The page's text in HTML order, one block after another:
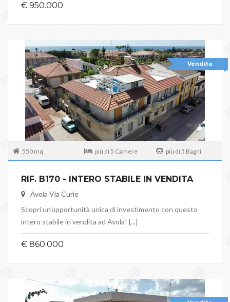
€ 950.000
Vendita
550 mq più di 5 Camere più di 5 Bagni
RIF. B170 - INTERO STABILE IN VENDITA
Avola Via Curie
Scopri un'opportunità unica di investimento con questo
intero stabile in vendita ad Avola! [...]
€ 860.000